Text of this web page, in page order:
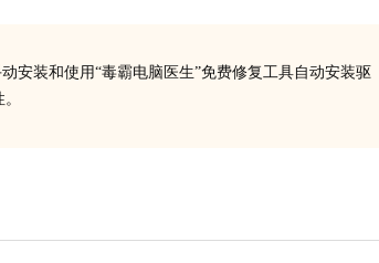
安装和使用“毒霸电脑医生”免费修复工具自动安装驱